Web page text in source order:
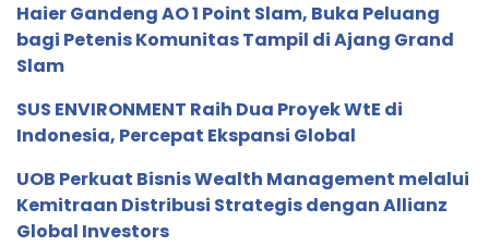
Haier Gandeng AO 1 Point Slam, Buka Peluang
bagi Petenis Komunitas Tampil di Ajang Grand
Slam
SUS ENVIRONMENT Raih Dua Proyek WtE di
Indonesia, Percepat Ekspansi Global
UOB Perkuat Bisnis Wealth Management melalui
Kemitraan Distribusi Strategis dengan Allianz
Global Investors